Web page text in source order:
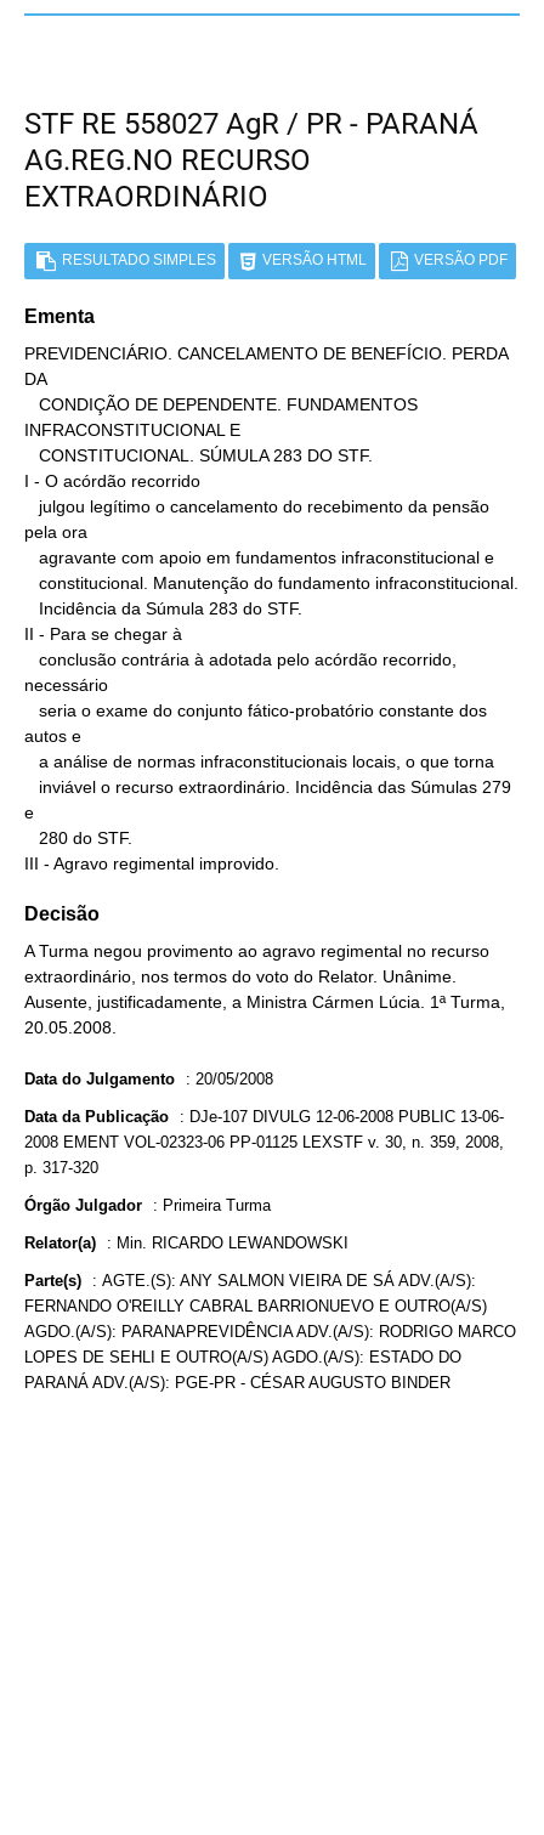
STF RE 558027 AgR / PR - PARANÁ
AG.REG.NO RECURSO
EXTRAORDINÁRIO
RESULTADO SIMPLES VERSÃO HTML VERSÃO PDF
Ementa
PREVIDENCIÁRIO. CANCELAMENTO DE BENEFÍCIO. PERDA
DA
INFRACONSTITUCIONAL E
I - O acórdão recorrido
pela ora
II - Para se chegar à
necessário
autos e
e
III - Agravo regimental improvido.
Decisão
A Turma negou provimento ao agravo regimental no recurso
extraordinário, nos termos do voto do Relator. Unânime.
Ausente, justificadamente, a Ministra Cármen Lúcia. 1ª Turma,
20.05.2008.
Data do Julgamento : 20/05/2008
Data da Publicação : DJe-107 DIVULG 12-06-2008 PUBLIC 13-06-
2008 EMENT VOL-02323-06 PP-01125 LEXSTF v. 30, n. 359, 2008,
p. 317-320
Órgão Julgador : Primeira Turma
Relator(a) : Min. RICARDO LEWANDOWSKI
Parte(s) : AGTE.(S): ANY SALMON VIEIRA DE SÁ ADV.(A/S):
FERNANDO O'REILLY CABRAL BARRIONUEVO E OUTRO(A/S)
AGDO.(A/S): PARANAPREVIDÊNCIA ADV.(A/S): RODRIGO MARCO
LOPES DE SEHLI E OUTRO(A/S) AGDO.(A/S): ESTADO DO
PARANÁ ADV.(A/S): PGE-PR - CÉSAR AUGUSTO BINDER